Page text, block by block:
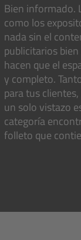
Bien informado.
como los
nada sin el
publicitarios
hacen que el
y completo.
para tus
un solo vistazo
categoría
folleto que